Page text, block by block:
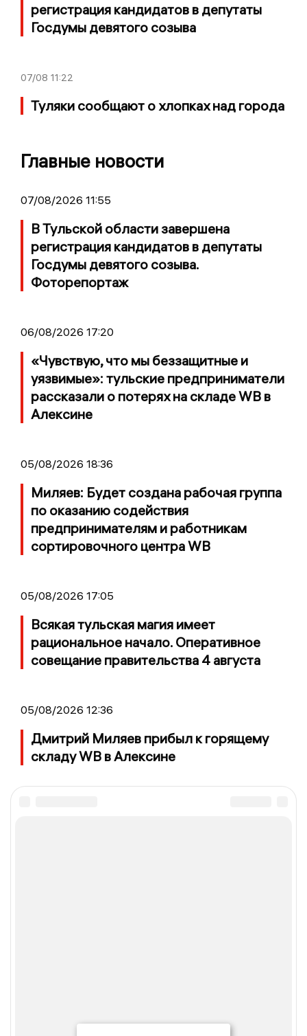
регистрация кандидатов в депутаты
Госдумы девятого созыва
07/08 11:22
Туляки сообщают о хлопках над города
Главные новости
07/08/2026 11:55
В Тульской области завершена
регистрация кандидатов в депутаты
Госдумы девятого созыва.
Фоторепортаж
06/08/2026 17:20
«Чувствую, что мы беззащитные и
уязвимые»: тульские предприниматели
рассказали о потерях на складе WB в
Алексине
05/08/2026 18:36
Миляев: Будет создана рабочая группа
по оказанию содействия
предпринимателям и работникам
сортировочного центра WB
05/08/2026 17:05
Всякая тульская магия имеет
рациональное начало. Оперативное
совещание правительства 4 августа
05/08/2026 12:36
Дмитрий Миляев прибыл к горящему
складу WB в Алексине